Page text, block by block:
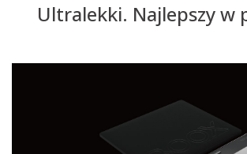
Ultralekki. Najlepszy w